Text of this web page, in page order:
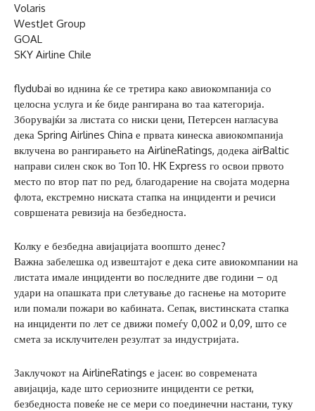
Volaris
WestJet Group
GOAL
SKY Airline Chile
flydubai во иднина ќе се третира како авиокомпанија со
целосна услуга и ќе биде рангирана во таа категорија.
Зборувајќи за листата со ниски цени, Петерсен нагласува
дека Spring Airlines China е првата кинеска авиокомпанија
вклучена во рангирањето на AirlineRatings, додека airBaltic
направи силен скок во Топ 10. HK Express го освои првото
место по втор пат по ред, благодарение на својата модерна
флота, екстремно ниската стапка на инциденти и речиси
совршената ревизија на безбедноста.
Колку е безбедна авијацијата воопшто денес?
Важна забелешка од извештајот е дека сите авиокомпании на
листата имале инциденти во последните две години – од
удари на опашката при слетување до гаснење на моторите
или помали пожари во кабината. Сепак, вистинската стапка
на инциденти по лет се движи помеѓу 0,002 и 0,09, што се
смета за исклучителен резултат за индустријата.
Заклучокот на AirlineRatings е јасен: во современата
авијација, каде што сериозните инциденти се ретки,
безбедноста повеќе не се мери со поединечни настани, туку